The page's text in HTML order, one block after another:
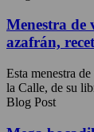
Menestra de
azafrán,
Esta menestra
la Calle, de su
Blog Post